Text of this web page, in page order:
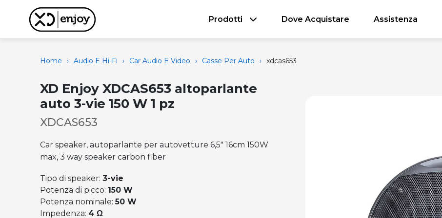
Prodotti Dove Acquistare Assistenza
Home › Audio E Hi-Fi › Car Audio E Video › Casse Per Auto › xdcas653
XD Enjoy XDCAS653 altoparlante
auto 3-vie 150 W 1 pz
XDCAS653
Car speaker, autoparlante per autovetture 6,5" 16cm 150W
max, 3 way speaker carbon fiber
Tipo di speaker:3-vie
Potenza di picco: 150 W
Potenza nominale:50 W
Impedenza: 4 Ω